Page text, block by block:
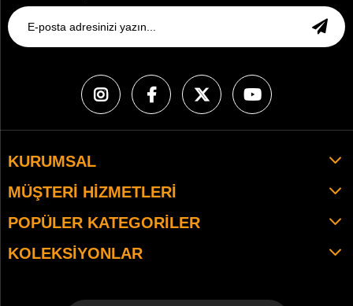
KURUMSAL
MÜŞTERI HIZMETLERI
POPÜLER KATEGORILER
KOLEKSIYONLAR